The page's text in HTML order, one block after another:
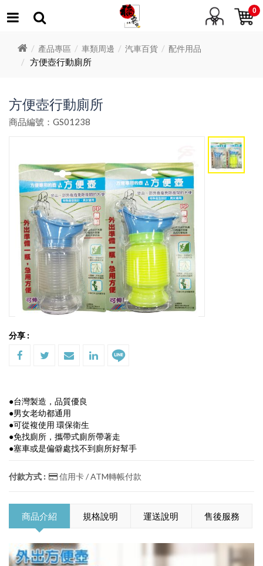
0
產品專區 車類周邊 汽車百貨 配件用品
方便壺行動廁所
方便壺行動廁所
商品編號：GS01238
分享 :
●台灣製造，品質優良
●男女老幼都通用
●可從複使用 環保衛生
●免找廁所，攜帶式廁所帶著走
●塞車或是偏僻處找不到廁所好幫手
付款方式 : 信用卡 / ATM轉帳付款
商品介紹 規格說明 運送說明 售後服務